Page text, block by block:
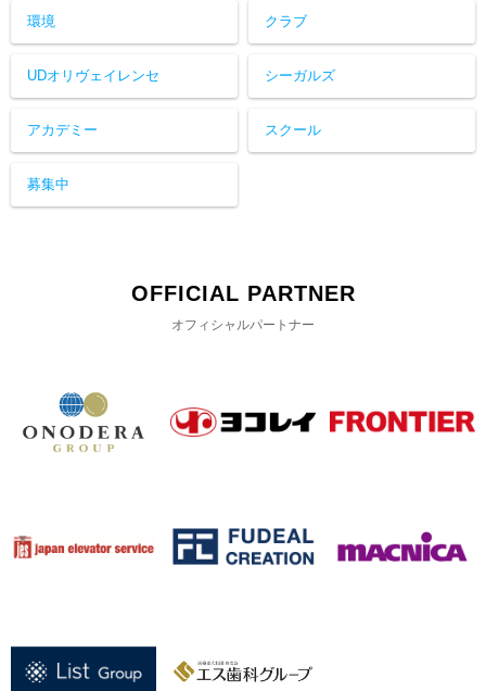
環境 クラブ
UDオリヴェイレンセ シーガルズ
アカデミー スクール
募集中
OFFICIAL PARTNER
オフィシャルパートナー